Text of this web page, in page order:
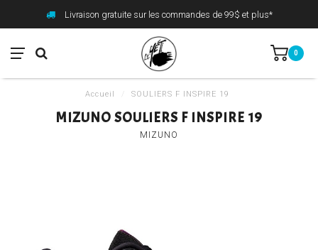
Livraison gratuite sur les commandes de 99$ et plus*
0
Accueil SOULIERS F INSPIRE 19
MIZUNO SOULIERS F INSPIRE 19
MIZUNO